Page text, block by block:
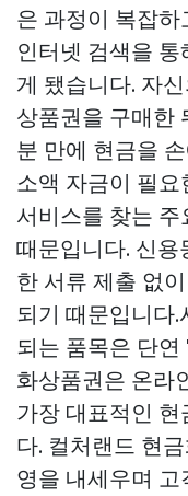
은 과정이 복잡
인터넷 검색을
게 됐습니다. 자
상품권을 구매한
분 만에 현금을
소액 자금이 필
서비스를 찾는
때문입니다. 신용
한 서류 제출 없
되기 때문입니다.
되는 품목은 단
화상품권은 온라
가장 대표적인
다. 컬처랜드 현
영을 내세우며